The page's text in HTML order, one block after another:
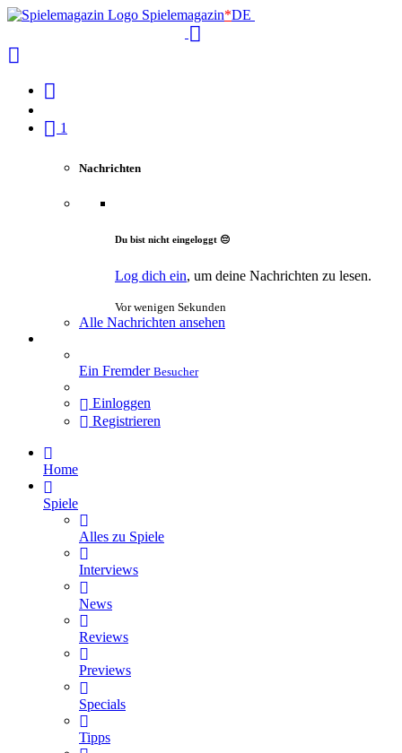
Spielemagazin*DE
1
Nachrichten
Du bist nicht eingeloggt 😔
Log dich ein, um deine Nachrichten zu lesen.
Vor wenigen Sekunden
Alle Nachrichten ansehen
Ein Fremder Besucher
Einloggen
Registrieren
Home
Spiele
Alles zu Spiele
Interviews
News
Reviews
Previews
Specials
Tipps